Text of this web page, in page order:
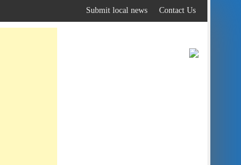
to
content
Contact Us
Submit local news